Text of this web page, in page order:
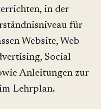
in der
für
Website, Web
Social
Anleitungen zur
Lehrplan.